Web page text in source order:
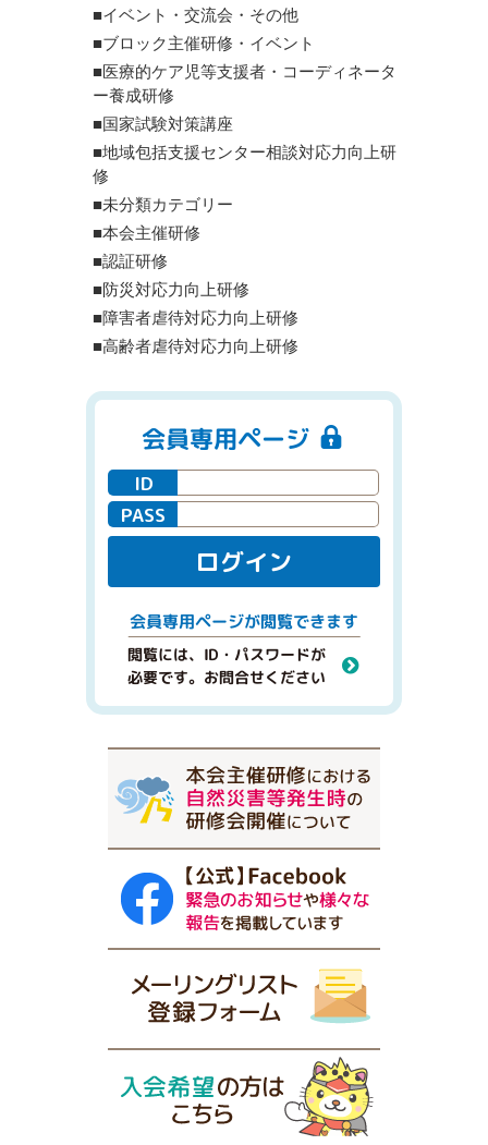
■イベント・交流会・その他
■ブロック主催研修・イベント
■医療的ケア児等支援者・コーディネータ
ー養成研修
■国家試験対策講座
■地域包括支援センター相談対応力向上研
修
■未分類カテゴリー
■本会主催研修
■認証研修
■防災対応力向上研修
■障害者虐待対応力向上研修
■高齢者虐待対応力向上研修
会員専用ページ
ID
PASS
ログイン
会員専用ページが閲覧できます
閲覧には、ID・パスワードが
必要です。お問合せください